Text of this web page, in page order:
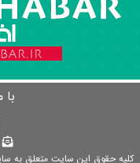
کلیه حقوق این سایت متعلق به